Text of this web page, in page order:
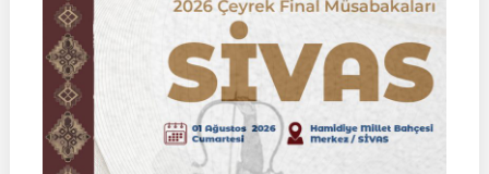
2026
|
KÜTAHYA
|
İSİM
LİSTELERİ